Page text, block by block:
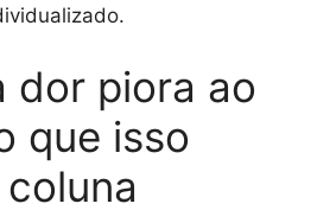
dor piora ao
que isso